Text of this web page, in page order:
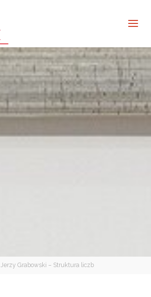
Jerzy Grabowski – Struktura liczb